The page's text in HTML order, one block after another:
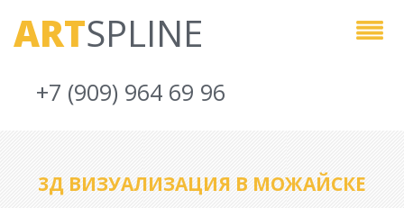
ARTSPLINE
+7 (909) 964 69 96
3Д ВИЗУАЛИЗАЦИЯ В МОЖАЙСКЕ